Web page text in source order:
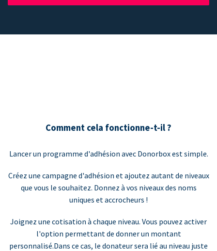
Comment cela fonctionne-t-il ?
Lancer un programme d'adhésion avec Donorbox est simple.
Créez une campagne d'adhésion et ajoutez autant de niveaux
que vous le souhaitez. Donnez à vos niveaux des noms
uniques et accrocheurs !
Joignez une cotisation à chaque niveau. Vous pouvez activer
l'option permettant de donner un montant
personnalisé.Dans ce cas, le donateur sera lié au niveau juste